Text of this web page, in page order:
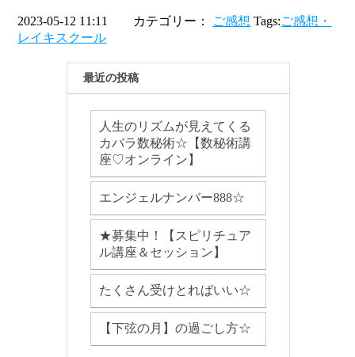
2023-05-12 11:11 カテゴリー： ご感想 Tags:ご感想・
レイキスクール
最近の投稿
人生のリズムが見えてくる
カバラ数秘術☆【数秘術講
座♡オンライン】
エンジェルナンバー888☆
★募集中！【スピリチュア
ル講座＆セッション】
たくさん受けとればいい☆
【下弦の月】の過ごし方☆